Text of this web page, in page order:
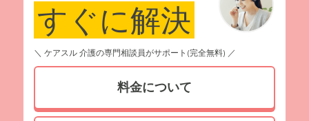
すぐに解決
＼ ケアスル 介護の専門相談員がサポート(完全無料) ／
料金について